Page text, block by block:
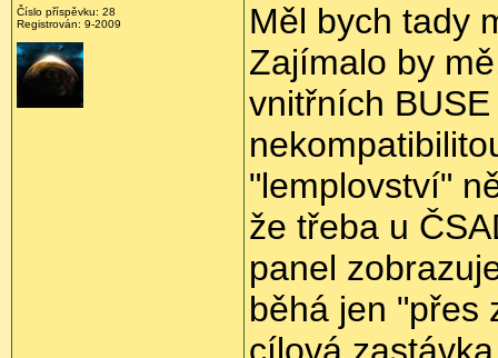
Číslo příspěvku: 28
Registrován: 9-2009
Měl bych tady
Zajímalo by
vnitřních
"lemplovství"
že třeba u
panel
běhá jen "přes